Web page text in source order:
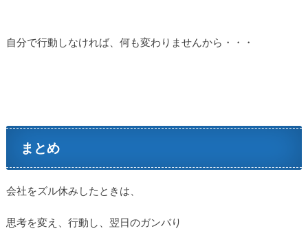
自分で行動しなければ、何も変わりませんから・・・
まとめ
会社をズル休みしたときは、
思考を変え、行動し、翌日のガンバり